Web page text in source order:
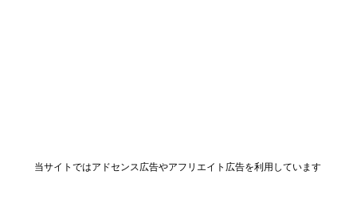
当サイトではアドセンス広告やアフリエイト広告を利用しています